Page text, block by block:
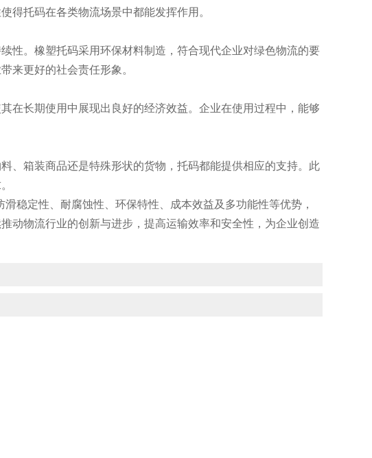
得托码在各类物流场景中都能发挥作用。
。橡塑托码采用环保材料制造，符合现代企业对绿色物流的要
来更好的社会责任形象。
长期使用中展现出良好的经济效益。企业在使用过程中，能够
箱装商品还是特殊形状的货物，托码都能提供相应的支持。此
定性、耐腐蚀性、环保特性、成本效益及多功能性等优势，
动物流行业的创新与进步，提高运输效率和安全性，为企业创造